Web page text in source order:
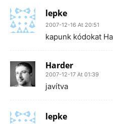
lepke
2007-12-16 At 20:51
kapunk kódokat
Harder
2007-12-17 At 01:39
javítva
lepke